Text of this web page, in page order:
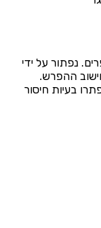
נפתור על ידי
ההפרש.
יפתרו בעיות חיסור